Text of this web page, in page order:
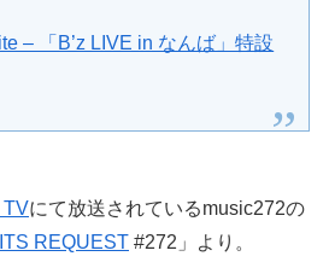
– 「B’z LIVE in なんば」特設
TVにて放送されているmusic272の
REQUEST #272」より。